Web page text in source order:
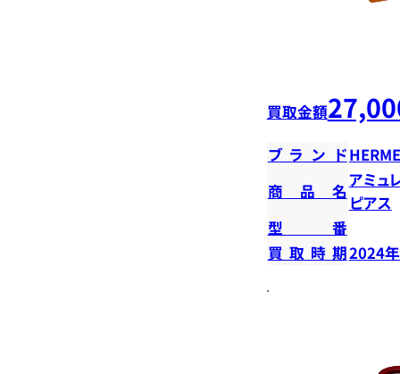
買取金額
ブランド
商品名
アミ
ピアス
型番
買取時期2024